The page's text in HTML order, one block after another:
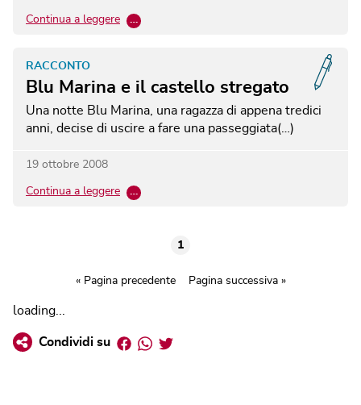
Continua a leggere …
Blu Marina e il castello stregato
RACCONTO
Una notte Blu Marina, una ragazza di appena tredici
anni, decise di uscire a fare una passeggiata(…)
19 ottobre 2008
Continua a leggere …
1
« Pagina precedente Pagina successiva »
loading...
Condividi su Facebook
Whatsapp
Twitter